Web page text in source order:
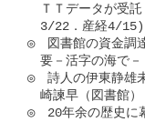
ＴＴデータが受
3/22．産経4/15)
◎　図書館の資金調
要－活字の海で
◎　詩人の伊東静雄
崎諫早（図書館
◎　20年余の歴史に